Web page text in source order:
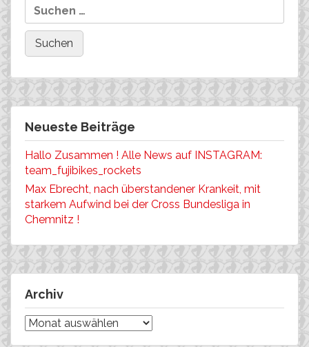
Neueste Beiträge
Hallo Zusammen ! Alle News auf INSTAGRAM:
team_fujibikes_rockets
Max Ebrecht, nach überstandener Krankeit, mit
starkem Aufwind bei der Cross Bundesliga in
Chemnitz !
Archiv
Archiv